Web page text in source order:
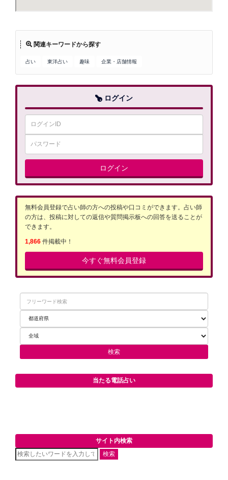
関連キーワードから探す
占い 東洋占い 趣味 企業・店舗情報
ログイン
ログイン
無料会員登録で占い師の方への投稿や口コミができます。占い師
の方は、投稿に対しての返信や質問掲示板への回答を送ることが
できます。
1,866 件掲載中！
今すぐ無料会員登録
当たる電話占い
サイト内検索
検索